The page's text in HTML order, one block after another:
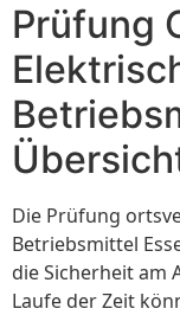
Prüfung
Die Prüfung
Betriebsmittel
die Sicherheit am
Laufe der Zeit